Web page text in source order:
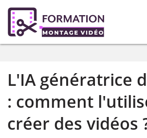
L'IA génératrice
: comment
créer des vidéos